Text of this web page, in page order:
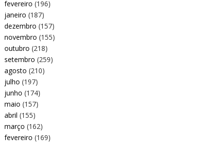
fevereiro (196)
janeiro (187)
dezembro (157)
novembro (155)
outubro (218)
setembro (259)
agosto (210)
julho (197)
junho (174)
maio (157)
abril (155)
março (162)
fevereiro (169)